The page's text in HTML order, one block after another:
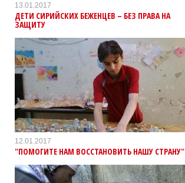
13.01.2017
ДЕТИ СИРИЙСКИХ БЕЖЕНЦЕВ – БЕЗ ПРАВА НА
ЗАЩИТУ
12.01.2017
"ПОМОГИТЕ НАМ ВОССТАНОВИТЬ НАШУ СТРАНУ"